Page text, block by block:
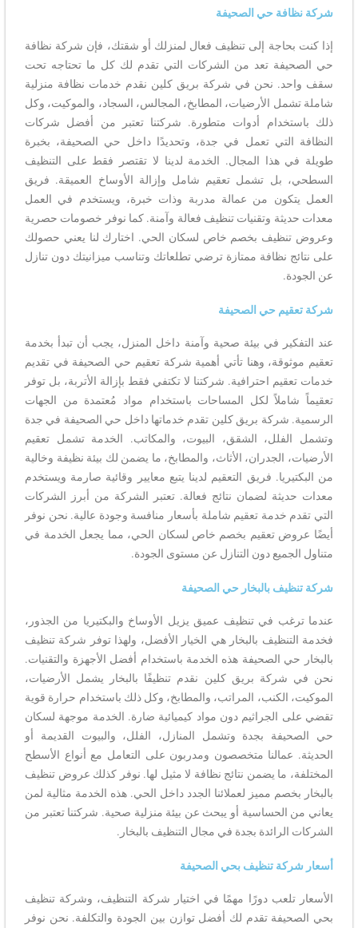
شركة نظافة حي الصحيفة
إذا كنت بحاجة إلى تنظيف فعال لمنزلك أو شقتك، فإن شركة نظافة
حي الصحيفة تعد من الشركات التي تقدم لك كل ما تحتاجه تحت
سقف واحد. نحن في شركة بريق كلين نقدم خدمات نظافة منزلية
شاملة تشمل الأرضيات، المطابخ، المجالس، السجاد، والموكيت، وكل
ذلك باستخدام أدوات متطورة. شركتنا تعتبر من أفضل شركات
النظافة التي تعمل في جدة، وتحديدًا داخل حي الصحيفة، بخبرة
طويلة في هذا المجال. الخدمة لدينا لا تقتصر فقط على التنظيف
السطحي، بل تشمل تعقيم شامل وإزالة الأوساخ العميقة. فريق
العمل يتكون من عمالة مدربة وذات خبرة، ويستخدم في العمل
معدات حديثة وتقنيات تنظيف فعالة وآمنة. كما نوفر خصومات حصرية
وعروض تنظيف بخصم خاص لسكان الحي. اختارك لنا يعني حصولك
على نتائج نظافة ممتازة ترضي تطلعاتك وتناسب ميزانيتك دون تنازل
عن الجودة.
شركة تعقيم حي الصحيفة
عند التفكير في بيئة صحية وآمنة داخل المنزل، يجب أن تبدأ بخدمة
تعقيم موثوقة، وهنا تأتي أهمية شركة تعقيم حي الصحيفة في تقديم
خدمات تعقيم احترافية. شركتنا لا تكتفي فقط بإزالة الأتربة، بل توفر
تعقيماً شاملاً لكل المساحات باستخدام مواد مُعتمدة من الجهات
الرسمية. شركة بريق كلين تقدم خدماتها داخل حي الصحيفة في جدة
وتشمل الفلل، الشقق، البيوت، والمكاتب. الخدمة تشمل تعقيم
الأرضيات، الجدران، الأثاث، والمطابخ، ما يضمن لك بيئة نظيفة وخالية
من البكتيريا. فريق التعقيم لدينا يتبع معايير وقائية صارمة ويستخدم
معدات حديثة لضمان نتائج فعالة. تعتبر الشركة من أبرز الشركات
التي تقدم خدمة تعقيم شاملة بأسعار منافسة وجودة عالية. نحن نوفر
أيضًا عروض تعقيم بخصم خاص لسكان الحي، مما يجعل الخدمة في
متناول الجميع دون التنازل عن مستوى الجودة.
شركة تنظيف بالبخار حي الصحيفة
عندما ترغب في تنظيف عميق يزيل الأوساخ والبكتيريا من الجذور،
فخدمة التنظيف بالبخار هي الخيار الأفضل، ولهذا توفر شركة تنظيف
بالبخار حي الصحيفة هذه الخدمة باستخدام أفضل الأجهزة والتقنيات.
نحن في شركة بريق كلين نقدم تنظيفًا بالبخار يشمل الأرضيات،
الموكيت، الكنب، المراتب، والمطابخ، وكل ذلك باستخدام حرارة قوية
تقضي على الجراثيم دون مواد كيميائية ضارة. الخدمة موجهة لسكان
حي الصحيفة بجدة وتشمل المنازل، الفلل، والبيوت القديمة أو
الحديثة. عمالنا متخصصون ومدربون على التعامل مع أنواع الأسطح
المختلفة، ما يضمن نتائج نظافة لا مثيل لها. نوفر كذلك عروض تنظيف
بالبخار بخصم مميز لعملائنا الجدد داخل الحي. هذه الخدمة مثالية لمن
يعاني من الحساسية أو يبحث عن بيئة منزلية صحية. شركتنا تعتبر من
الشركات الرائدة بجدة في مجال التنظيف بالبخار.
أسعار شركة تنظيف بحي الصحيفة
الأسعار تلعب دورًا مهمًا في اختيار شركة التنظيف، وشركة تنظيف
بحي الصحيفة تقدم لك أفضل توازن بين الجودة والتكلفة. نحن نوفر